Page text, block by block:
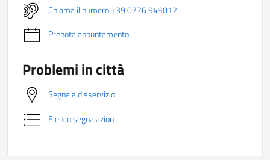
Chiama il numero +39 0776 949012
Prenota appuntamento
Problemi in città
Segnala disservizio
Elenco segnalazioni